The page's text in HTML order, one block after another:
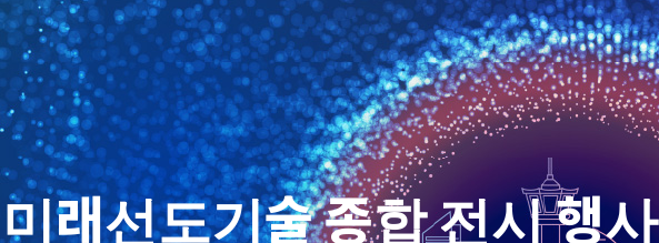
래선도기술 종합 전시 행사